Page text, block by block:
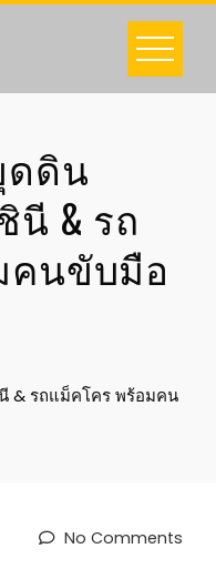
ดดิน
& รถ
คนขับมือ
& รถแม็คโคร พร้อมคน
No Comments